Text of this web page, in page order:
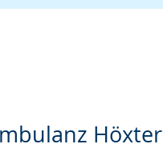
Höxter